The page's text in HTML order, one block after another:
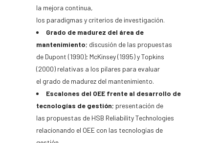
la mejora continua,
los paradigmas y criterios de investigación.
Grado de madurez del área de
mantenimiento; discusión de las propuestas
de Dupont (1990); McKinsey (1995) y Topkins
(2000) relativas a los pilares para evaluar
el grado de madurez del mantenimiento.
Escalones del OEE frente al desarrollo de
tecnologías de gestión; presentación de
las propuestas de HSB Reliability Technologies
relacionando el OEE con las tecnologías de